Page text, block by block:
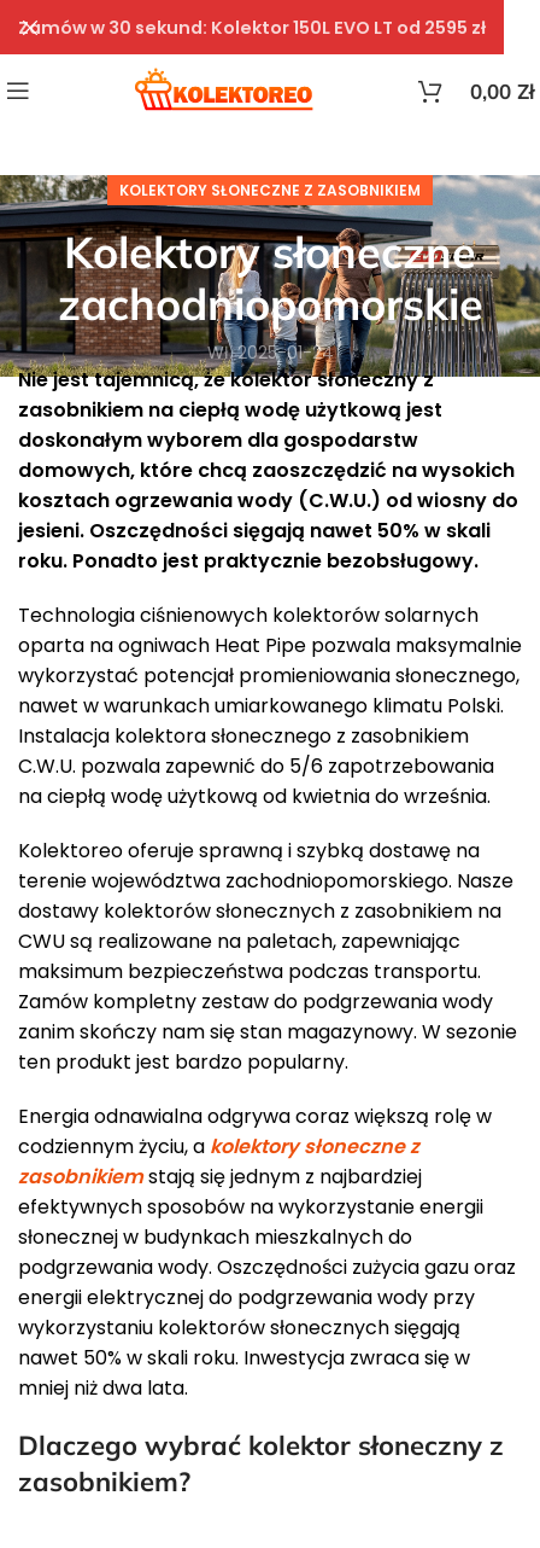
0,00 Zł
KOLEKTORY SŁONECZNE Z ZASOBNIKIEM
Kolektory słoneczne
zachodniopomorskie
Wł. 2025-01-24
Nie jest tajemnicą, że kolektor słoneczny z
zasobnikiem na ciepłą wodę użytkową jest
doskonałym wyborem dla gospodarstw
domowych, które chcą zaoszczędzić na wysokich
kosztach ogrzewania wody (C.W.U.) od wiosny do
jesieni. Oszczędności sięgają nawet 50% w skali
roku. Ponadto jest praktycznie bezobsługowy.
Technologia ciśnienowych kolektorów solarnych
oparta na ogniwach Heat Pipe pozwala maksymalnie
wykorzystać potencjał promieniowania słonecznego,
nawet w warunkach umiarkowanego klimatu Polski.
Instalacja kolektora słonecznego z zasobnikiem
C.W.U. pozwala zapewnić do 5/6 zapotrzebowania
na ciepłą wodę użytkową od kwietnia do września.
Kolektoreo oferuje sprawną i szybką dostawę na
terenie województwa zachodniopomorskiego. Nasze
dostawy kolektorów słonecznych z zasobnikiem na
CWU są realizowane na paletach, zapewniając
maksimum bezpieczeństwa podczas transportu.
Zamów kompletny zestaw do podgrzewania wody
zanim skończy nam się stan magazynowy. W sezonie
ten produkt jest bardzo popularny.
Energia odnawialna odgrywa coraz większą rolę w
codziennym życiu, a kolektory słoneczne z
zasobnikiemstają się jednym z najbardziej
efektywnych sposobów na wykorzystanie energii
słonecznej w budynkach mieszkalnych do
podgrzewania wody. Oszczędności zużycia gazu oraz
energii elektrycznej do podgrzewania wody przy
wykorzystaniu kolektorów słonecznych sięgają
nawet 50% w skali roku. Inwestycja zwraca się w
mniej niż dwa lata.
Dlaczego wybrać kolektor słoneczny z
zasobnikiem?
Zamów w 30 sekund: Kolektor 150L EVO LT od 2595 zł